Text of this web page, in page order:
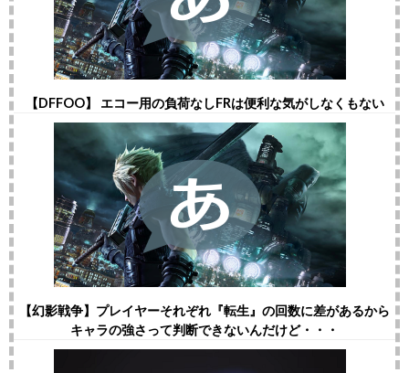
【DFFOO】 エコー用の負荷なしFRは便利な気がしなくもない
【幻影戦争】プレイヤーそれぞれ『転生』の回数に差があるから
キャラの強さって判断できないんだけど・・・